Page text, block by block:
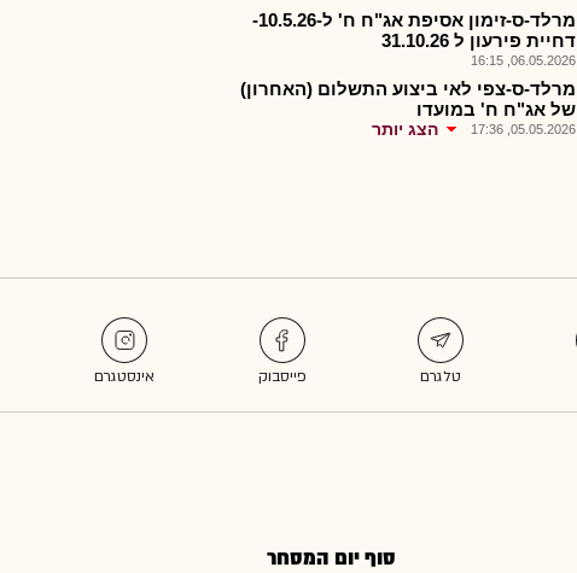
מרלד-ס-זימון אסיפת אג"ח ח' ל-10.5.26-
דחיית פירעון ל 31.10.26
06.05.2026, 16:15
מרלד-ס-צפי לאי ביצוע התשלום (האחרון)
של אג"ח ח' במועדו
05.05.2026, 17:36 הצג יותר
סוף יום המסחר